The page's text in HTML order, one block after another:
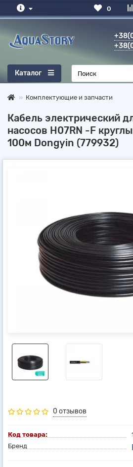
0
Каталог
Комплектующие и запчасти
Кабель электрический
насосов H07RN -F
100м Dongyin (779932)
0 отзывов
Код товара:
Бренд